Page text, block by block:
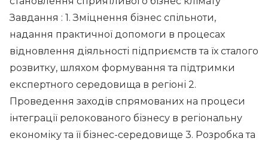
Завдання : 1. Зміцнення бізнес спільноти,
надання практичної допомоги в процесах
відновлення діяльності підприємств та їх сталого
розвитку, шляхом формування та підтримки
експертного середовища в регіоні 2.
Проведення заходів спрямованих на процеси
інтеграції релокованого бізнесу в регіональну
економіку та її бізнес-середовище 3. Розробка та